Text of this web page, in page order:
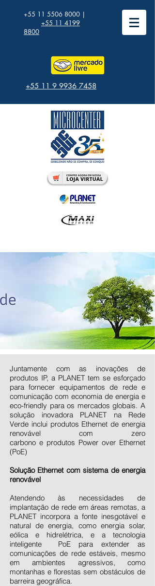
+55 11 5506 8000 |
+55 11 4199
8800
+55 11 9 9936 7458
Juntamente com as inovações de
produtos IP, a PLANET tem se esforçado
para fornecer equipamentos de rede e
comunicação com economia de energia e
eco-friendly para os mercados globais. A
solução inovadora PLANET na Rede
Verde inclui produtos Ethernet de energia
renovável com zero
carbono e produtos Power over Ethernet
(PoE)
Solução Ethernet com sistema de energia
renovável
Atendendo às necessidades de
implantação de rede em áreas remotas, a
PLANET incorpora a fonte inesgotável e
natural de energia, como energia solar,
eólica e hidrelétrica, e a tecnologia
inteligente PoE para extender as
comunicações de rede estáveis, mesmo
em ambientes agressivos, como
montanhas e florestas sem obstáculos de
barreira geográfica.